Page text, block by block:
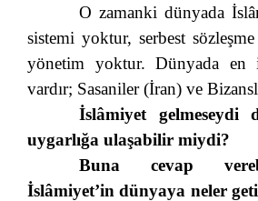
O zamanki dünyada
sistemi yoktur, serbest
yönetim yoktur. Dünyada en
vardır; Sasaniler (İran) ve
İslâmiyet gelmeseydi
uygarlığa ulaşabilir miydi?
Buna cevap
İslâmiyet’in dünyaya neler